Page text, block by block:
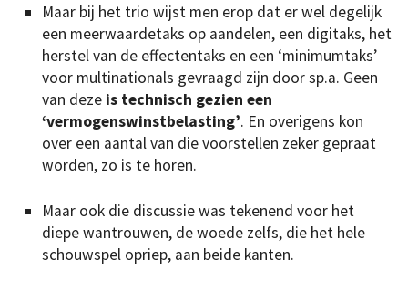
Maar bij het trio wijst men erop dat er wel degelijk
een meerwaardetaks op aandelen, een digitaks, het
herstel van de effectentaks en een ‘minimumtaks’
voor multinationals gevraagd zijn door sp.a. Geen
van deze is technisch gezien een
‘vermogenswinstbelasting’. En overigens kon
over een aantal van die voorstellen zeker gepraat
worden, zo is te horen.
Maar ook die discussie was tekenend voor het
diepe wantrouwen, de woede zelfs, die het hele
schouwspel opriep, aan beide kanten.